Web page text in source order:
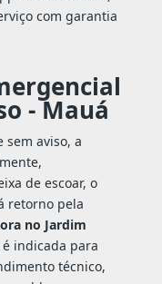
com garantia
- Mauá
aviso, a
de escoar, o
retorno pela
no Jardim
indicada para
técnico,